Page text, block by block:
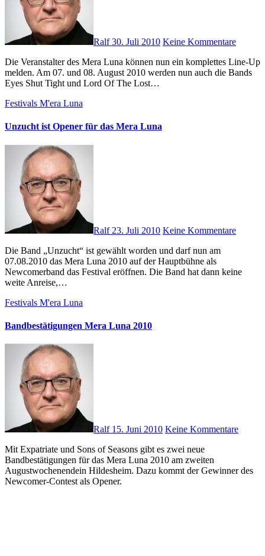
Ralf30. Juli 2010 Keine Kommentare
Die Veranstalter des Mera Luna können nun ein komplettes Line-Up
melden. Am 07. und 08. August 2010 werden nun auch die Bands
Eyes Shut Tight und Lord Of The Lost…
Festivals M'era Luna
Unzucht ist Opener für das Mera Luna
Ralf 23. Juli 2010 Keine Kommentare
Die Band „Unzucht“ ist gewählt worden und darf nun am
07.08.2010 das Mera Luna 2010 auf der Hauptbühne als
Newcomerband das Festival eröffnen. Die Band hat dann keine
weite Anreise,…
Festivals M'era Luna
Bandbestätigungen Mera Luna 2010
Ralf 15. Juni 2010 Keine Kommentare
Mit Expatriate und Sons of Seasons gibt es zwei neue
Bandbestätigungen für das Mera Luna 2010 am zweiten
Augustwochenendein Hildesheim. Dazu kommt der Gewinner des
Newcomer-Contest als Opener.